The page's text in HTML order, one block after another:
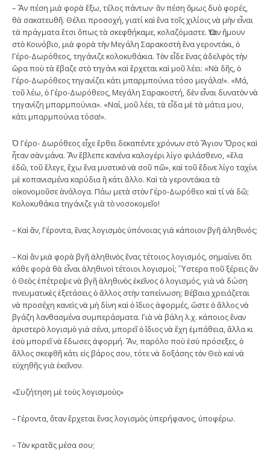
– Ἂν πέση μιὰ φορὰ ἔξω, τέλος πάντων· ἂν πέση ὅμως δυὸ φορές,
θὰ σακατευθῆ. Θέλει προσοχή, γιατί καὶ ἕνα τοῖς χιλίοις νὰ μὴν εἶναι
τὰ πράγματα ἔτσι ὅπως τὰ σκεφθήκαμε, κολαζόμαστε. Ὅταν ἤμουν
στὸ Κοινόβιο, μιὰ φορὰ τὴν Μεγάλη Σαρακοστὴ ἕνα γεροντάκι, ὁ
Γέρο-Δωρόθεος, τηγάνιζε κολοκυθάκια. Τὸν εἶδε ἕνας ἀδελφὸς τὴν
ὥρα ποὺ τὰ ἔβαζε στὸ τηγάνι καὶ ἔρχεται καὶ μοῦ λέει: «Νὰ δῆς, ὁ
Γέρο-Δωρόθεος τηγανίζει κάτι μπαρμπούνια τόσο μεγάλα!». «Μά,
τοῦ λέω, ὁ Γέρο-Δωρόθεος, Μεγάλη Σαρακοστή, δὲν εἶναι δυνατὸν νὰ
τηγανίζη μπαρμπούνια». «Ναί, μοῦ λέει, τὰ εἶδα μὲ τὰ μάτια μου,
κάτι μπαρμπούνια τόσα!».
Ὁ Γέρο- Δωρόθεος εἶχε ἔρθει δεκαπέντε χρόνων στὸ Ἅγιον Ὄρος καὶ
ἦταν σὰν μάνα. Ἂν ἔβλεπε κανένα καλογέρι λίγο φιλάσθενο, «ἔλα
ἐδῶ, τοῦ ἔλεγε, ἔχω ἕνα μυστικὸ νὰ σοῦ πῶ», καὶ τοῦ ἔδινε λίγο ταχίνι
μὲ κοπανισμένα καρύδια ἢ κάτι ἄλλο. Καὶ τὰ γεροντάκια τὰ
οἰκονομοῦσε ἀνάλογα. Πάω μετὰ στὸν Γέρο-Δωρόθεο καὶ τί νὰ δῶ;
Κολοκυθάκια τηγάνιζε γιὰ τὸ νοσοκομεῖο!
– Καὶ ἄν, Γέροντα, ἕνας λογισμὸς ὑπόνοιας γιὰ κάποιον βγῆ ἀληθινός;
– Καὶ ἂν μιὰ φορὰ βγῆ ἀληθινὸς ἕνας τέτοιος λογισμός, σημαίνει ὅτι
κάθε φορὰ θὰ εἶναι ἀληθινοὶ τέτοιοι λογισμοί; Ὕστερα ποῦ ξέρεις ἂν
ὁ Θεὸς ἐπέτρεψε νὰ βγῆ ἀληθινὸς ἐκεῖνος ὁ λογισμός, γιὰ νὰ δώση
πνευματικὲς ἐξετάσεις ὁ ἄλλος στὴν ταπείνωση; Βέβαια χρειάζεται
νὰ προσέχη κανεὶς νὰ μὴ δίνη καὶ ὁ ἴδιος ἀφορμές, ὥστε ὁ ἄλλος νὰ
βγάζη λανθασμένα συμπεράσματα. Γιὰ νὰ βάλη λ.χ. κάποιος ἕναν
ἀριστερὸ λογισμὸ γιὰ σένα, μπορεῖ ὁ ἴδιος νὰ ἔχη ἐμπάθεια, ἄλλα κι
ἐσὺ μπορεῖ νὰ ἔδωσες ἀφορμή. Ἄν, παρόλο ποὺ ἐσὺ πρόσεξες, ὁ
ἄλλος σκεφθῆ κάτι εἰς βάρος σου, τότε νὰ δοξάσης τὸν Θεὸ καὶ νὰ
εὐχηθῆς γιὰ ἐκεῖνον.
«Συζήτηση μὲ τοὺς λογισμοὺς»
– Γέροντα, ὅταν ἔρχεται ἕνας λογισμὸς ὑπερήφανος, ὑποφέρω.
– Τὸν κρατᾶς μέσα σου;